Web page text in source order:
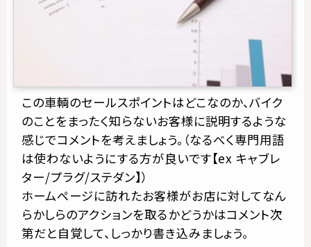
この車輌のセールスポイントはどこなのか、バイク
のことをまったく知らないお客様に説明するような
感じでコメントを考えましょう。（なるべく専門用語
は使わないようにする方が良いです【ex キャブレ
ター/プラグ/ステダン】）
ホームページに訪れたお客様がお店に対してなん
らかしらのアクションを取るかどうかはコメント次
第だと自覚して、しっかり書き込みましょう。